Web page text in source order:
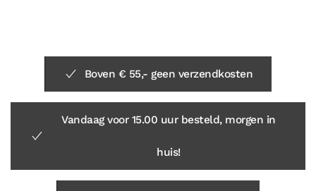
Boven € 55,- geen verzendkosten
Vandaag voor 15.00 uur besteld, morgen in
huis!